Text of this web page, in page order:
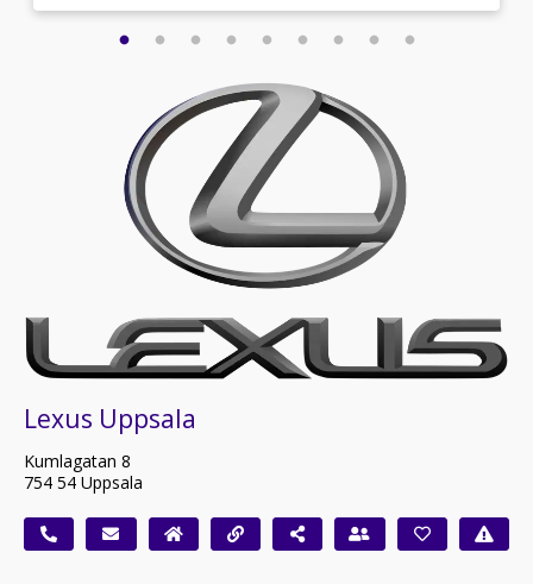
Lexus Uppsala
Kumlagatan 8
754 54 Uppsala